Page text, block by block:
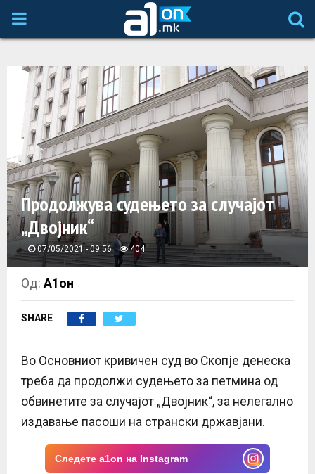
P
M
A
R
Y
M
E
N
U
Продолжува судењето за случајот
„Двојник“
07/05/2021 - 09:56 404
Од:А1он
SHARE
Во Основниот кривичен суд во Скопје денеска
треба да продолжи судењето за петмина од
обвинетите за случајот „Двојник“, за нелегално
издавање пасоши на странски државјани.
Следете a1on на Instagram